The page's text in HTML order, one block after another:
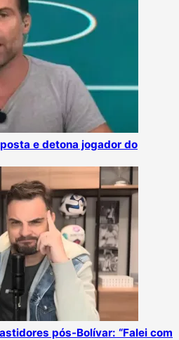
e detona jogador do
pós-Bolívar: “Falei com